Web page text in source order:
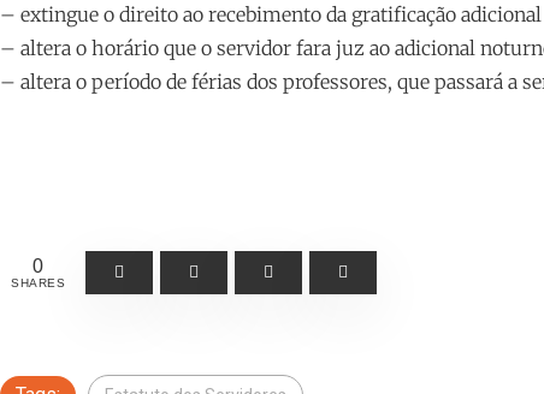
– extingue o direito ao recebimento da gratificação
– altera o horário que o servidor fara juz ao adicional
– altera o período de férias dos professores, que passará a
0
SHARES